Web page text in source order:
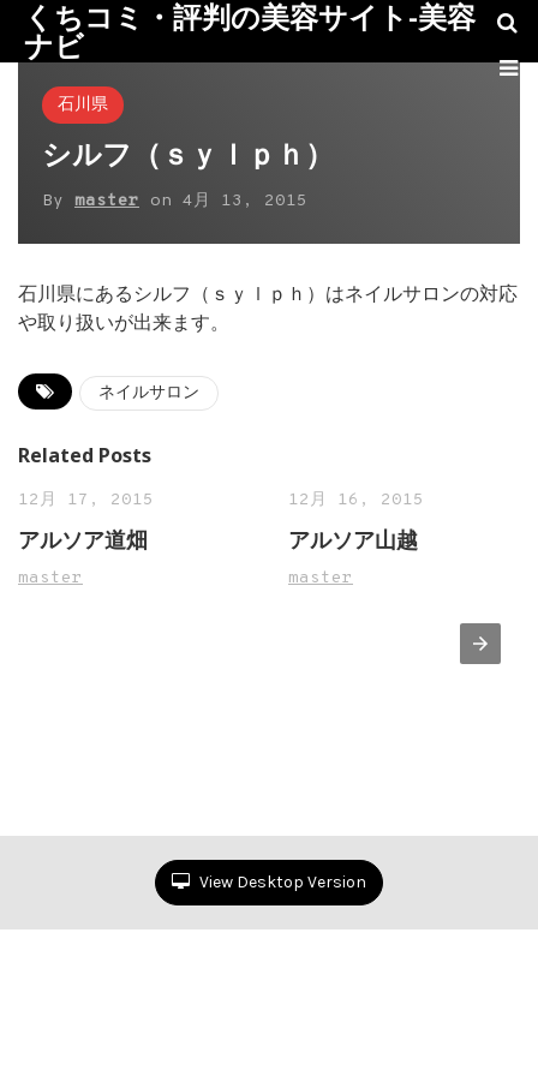
くちコミ・評判の美容サイト-美容
ナビ
石川県
シルフ（ｓｙｌｐｈ）
By master on 4月 13, 2015
石川県にあるシルフ（ｓｙｌｐｈ）はネイルサロンの対応
や取り扱いが出来ます。
ネイルサロン
Related Posts
12月 17, 2015
アルソア道畑
master
12月 16, 2015
アルソア山越
master
View Desktop Version